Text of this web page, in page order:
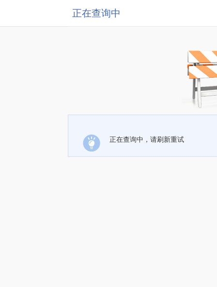
正在查询中
正在查询中，请刷新重试